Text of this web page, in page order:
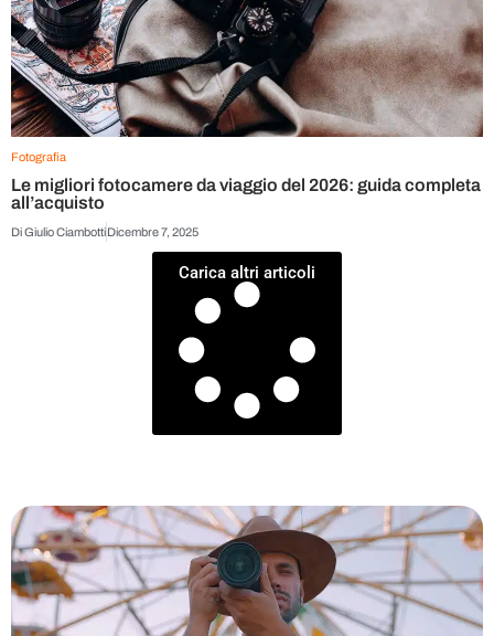
Fotografia
Le migliori fotocamere da viaggio del 2026: guida completa
all’acquisto
DiGiulio CiambottiDicembre 7, 2025
Carica altri articoli